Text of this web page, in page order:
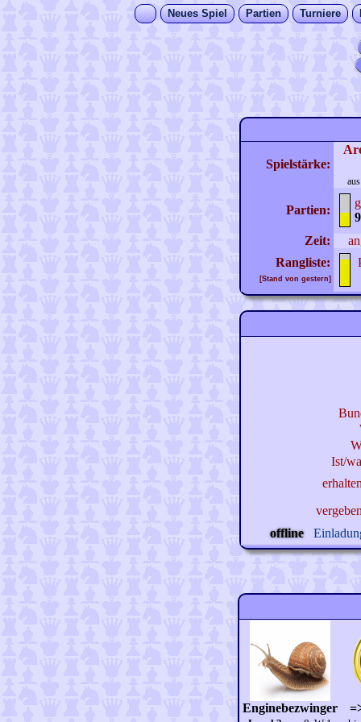
Neues Spiel Partien Turniere
Spielstärke:
Partien:
Zeit:
Rangliste:
[Stand von gestern]
Ist/
offline
Enginebezwinger